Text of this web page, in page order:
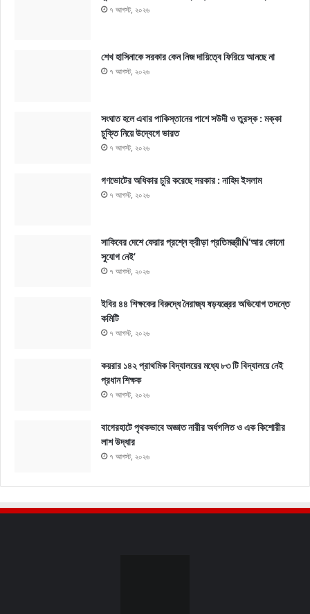
৭ আগস্ট, ২০২৬
শেখ হাসিনাকে সরকার কেন নিজ দায়িত্বে ফিরিয়ে আনছে না
৭ আগস্ট, ২০২৬
সংঘাত হলে এবার পাকিস্তানের পাশে সউদী ও তুরস্ক : মক্কা
চুক্তি নিয়ে উদ্বেগে ভারত
৭ আগস্ট, ২০২৬
গণভোটের অধিকার চুরি করেছে সরকার : নাহিদ ইসলাম
৭ আগস্ট, ২০২৬
সাকিবের দেশে ফেরার প্রশ্নে ক্রীড়া প্রতিমন্ত্রীÑ‘আর কোনো
সুযোগ নেই’
৭ আগস্ট, ২০২৬
ইবির ৪৪ শিক্ষকের বিরুদ্ধে নৈরাজ্য ষড়যন্ত্রের অভিযোগ তদন্তে
কমিটি
৭ আগস্ট, ২০২৬
কয়রার ১৪২ প্রাথমিক বিদ্যালয়ের মধ্যে ৮৩ টি বিদ্যালয়ে নেই
প্রধান শিক্ষক
৭ আগস্ট, ২০২৬
বাগেরহাটে পৃথকভাবে অজ্ঞাত নারীর অর্ধগলিত ও এক কিশোরীর
লাশ উদ্ধার
৭ আগস্ট, ২০২৬